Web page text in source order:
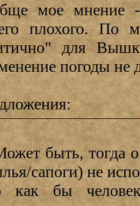
мое мнение
плохого. По
для
погоды не
быть, тогда
сапоги) не
как бы